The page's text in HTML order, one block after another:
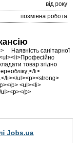
від року
позмінна робота
Наявність санітарної
товар згідно
li>
li></ul><p><strong>
p> <ul><li>
p>
Jobs.ua